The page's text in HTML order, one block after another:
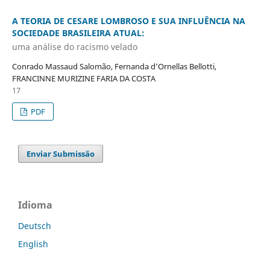
A TEORIA DE CESARE LOMBROSO E SUA INFLUÊNCIA NA
SOCIEDADE BRASILEIRA ATUAL:
uma análise do racismo velado
Conrado Massaud Salomão, Fernanda d’Ornellas Bellotti,
FRANCINNE MURIZINE FARIA DA COSTA
17
PDF
Enviar Submissão
Idioma
Deutsch
English